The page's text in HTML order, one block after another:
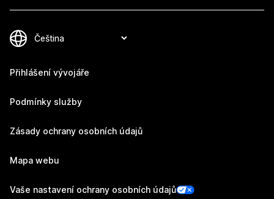
Přihlášení vývojáře
Podmínky služby
Zásady ochrany osobních údajů
Mapa webu
Vaše nastavení ochrany osobních údajů